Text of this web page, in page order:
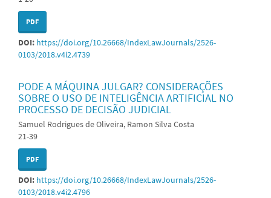
PDF
DOI: https://doi.org/10.26668/IndexLawJournals/2526-
0103/2018.v4i2.4739
PODE A MÁQUINA JULGAR? CONSIDERAÇÕES
SOBRE O USO DE INTELIGÊNCIA ARTIFICIAL NO
PROCESSO DE DECISÃO JUDICIAL
Samuel Rodrigues de Oliveira, Ramon Silva Costa
21-39
PDF
DOI: https://doi.org/10.26668/IndexLawJournals/2526-
0103/2018.v4i2.4796